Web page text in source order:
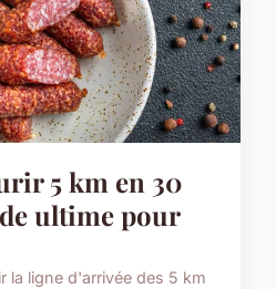
5 km en 30
ultime pour
la ligne d'arrivée des 5 km